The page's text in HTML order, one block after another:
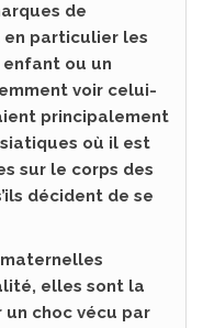
de
en particulier les
ou un
voir celui-
principalement
où il est
sur le corps des
décident de se
maternelles
elles sont la
choc vécu par